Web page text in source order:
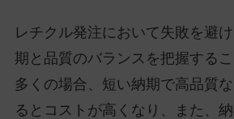
レチクル発注において失敗を避
期と品質のバランスを把握するこ
多くの場合、短い納期で高品質
るとコストが高くなり、また、